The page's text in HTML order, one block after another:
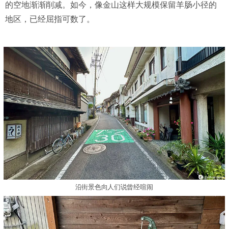
的空地渐渐削减。如今，像金山这样大规模保留羊肠小径的
地区，已经屈指可数了。
沿街景色向人们说曾经喧闹